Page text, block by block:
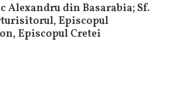
Alexandru din Basarabia; Sf.
Episcopul
Episcopul Cretei